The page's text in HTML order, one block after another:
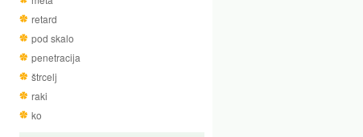
retard
pod skalo
penetracija
štrcelj
raki
ko